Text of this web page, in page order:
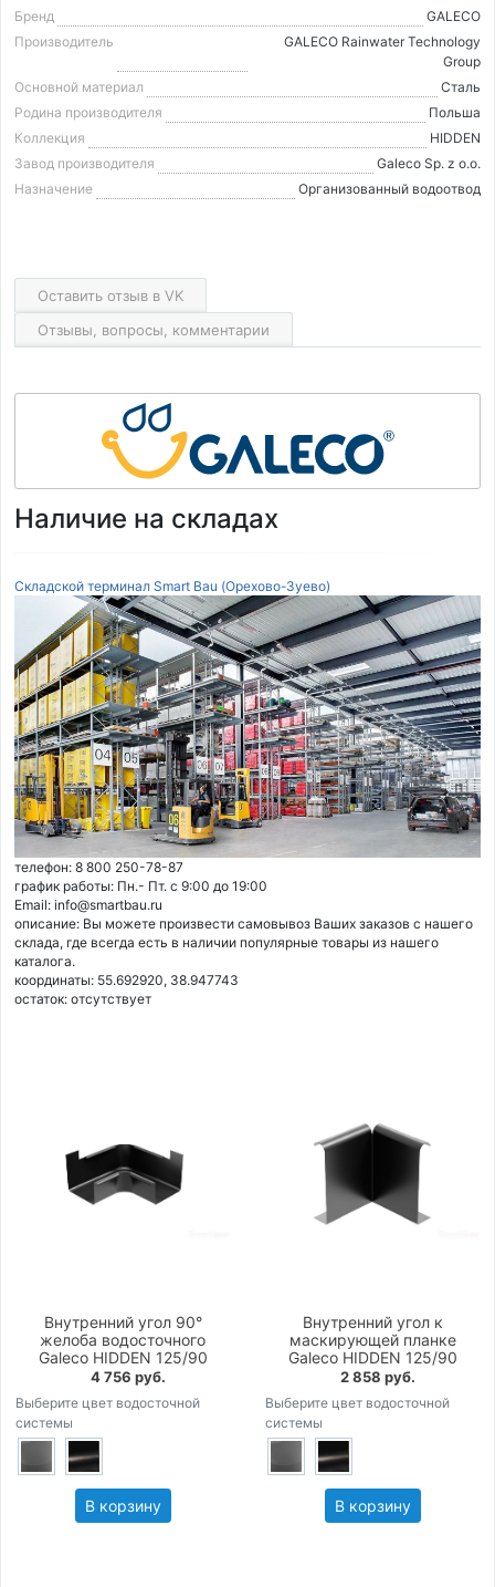
Бренд
GALECO
Производитель
GALECO Rainwater Technology
Group
Основной материал
Сталь
Родина производителя
Польша
Коллекция
HIDDEN
Завод производителя
Galeco Sp. z o.o.
Назначение
Организованный водоотвод
Оставить отзыв в VK
Отзывы, вопросы, комментарии
Наличие на складах
Складской терминал Smart Bau (Орехово-Зуево)
телефон: 8 800 250-78-87
график работы: Пн.- Пт. с 9:00 до 19:00
Email: info@smartbau.ru
описание: Вы можете произвести самовывоз Ваших заказов с нашего
склада, где всегда есть в наличии популярные товары из нашего
каталога.
координаты: 55.692920, 38.947743
остаток: отсутствует
Внутренний угол 90°
желоба водосточного
Galeco HIDDEN 125/90
4 756 руб.
Выберите цвет водосточной
системы
В корзину
Внутренний угол к
маскирующей планке
Galeco HIDDEN 125/90
2 858 руб.
Выберите цвет водосточной
системы
В корзину